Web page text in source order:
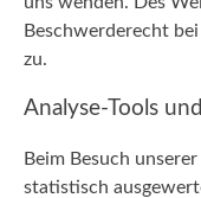
Beschwerderecht
zu.
Analyse-Tools
Beim Besuch
statistisch